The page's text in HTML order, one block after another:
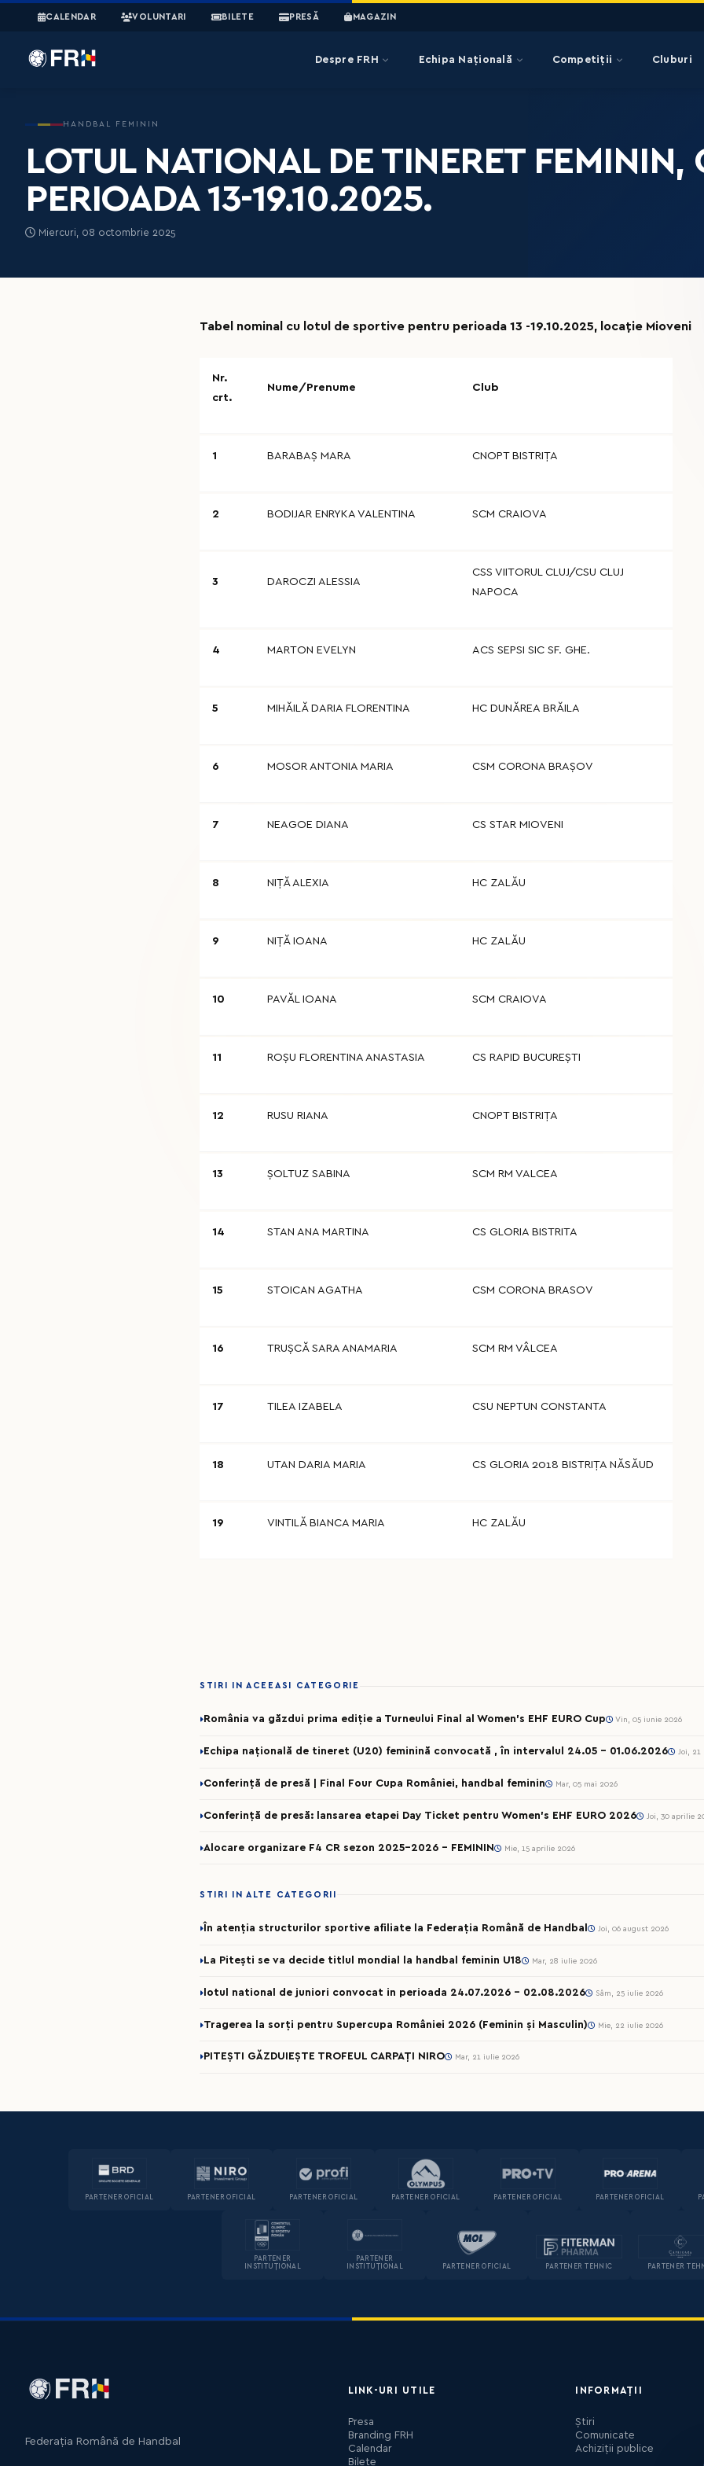
CALENDAR VOLUNTARI BILETE PRESĂ MAGAZIN
Despre FRH Echipa Națională Competiții Cluburi
HANDBAL FEMININ
LOTUL NATIONAL DE TINERET
PERIOADA 13-19.10.2025.
Miercuri, 08 octombrie 2025
Tabel nominal cu lotul de sportive pentru perioada 13 -19.10.2025, locaţie Mioveni
Nr.
crt.
Nume/Prenume Club
1 BARABAŞ MARA CNOPT BISTRIŢA
2 BODIJAR ENRYKA VALENTINA SCM CRAIOVA
3 DAROCZI ALESSIA
CSS VIITORUL CLUJ/CSU CLUJ
NAPOCA
4 MARTON EVELYN ACS SEPSI SIC SF. GHE.
5 MIHĂILĂ DARIA FLORENTINA HC DUNĂREA BRĂILA
6 MOSOR ANTONIA MARIA CSM CORONA BRAȘOV
7 NEAGOE DIANA CS STAR MIOVENI
8 NIŢĂ ALEXIA HC ZALĂU
9 NIŢĂ IOANA HC ZALĂU
10 PAVĂL IOANA SCM CRAIOVA
11 ROŞU FLORENTINA ANASTASIA CS RAPID BUCUREȘTI
12 RUSU RIANA CNOPT BISTRIŢA
13 ŞOLTUZ SABINA SCM RM VALCEA
14 STAN ANA MARTINA CS GLORIA BISTRITA
15 STOICAN AGATHA CSM CORONA BRASOV
16 TRUŞCĂ SARA ANAMARIA SCM RM VÂLCEA
17 TILEA IZABELA CSU NEPTUN CONSTANTA
18 UTAN DARIA MARIA CS GLORIA 2018 BISTRIȚA NĂSĂUD
19 VINTILĂ BIANCA MARIA HC ZALĂU
STIRI IN ACEEASI CATEGORIE
România va găzdui prima ediție a Turneului Final al Women’s EHF EURO Cup Vin, 05 iunie 2026
Echipa națională de tineret (U20) feminină convocată , în intervalul 24.05 – 01.06.2026 Joi, 21
Conferință de presă | Final Four Cupa României, handbal feminin Mar, 05 mai 2026
Conferință de presă: lansarea etapei Day Ticket pentru Women’s EHF EURO 2026 Joi, 30 aprilie
Alocare organizare F4 CR sezon 2025-2026 - FEMININ Mie, 15 aprilie 2026
STIRI IN ALTE CATEGORII
În atenția structurilor sportive afiliate la Federația Română de Handbal Joi, 06 august 2026
La Pitești se va decide titlul mondial la handbal feminin U18 Mar, 28 iulie 2026
lotul national de juniori convocat in perioada 24.07.2026 – 02.08.2026 Sâm, 25 iulie 2026
Tragerea la sorți pentru Supercupa României 2026 (Feminin și Masculin) Mie, 22 iulie 2026
PITEȘTI GĂZDUIEȘTE TROFEUL CARPAȚI NIRO Mar, 21 iulie 2026
PARTENER OFICIAL PARTENER OFICIAL PARTENER OFICIAL PARTENER OFICIAL PARTENER OFICIAL PARTENER OFICIAL
PARTENER
INSTITUȚIONAL
PARTENER
INSTITUȚIONAL
PARTENER OFICIAL PARTENER TEHNIC PARTENER
Federația Română de Handbal
LINK-URI UTILE
Presa
Branding FRH
Calendar
Bilete
INFORMAȚII
Știri
Comunicate
Achiziții publice